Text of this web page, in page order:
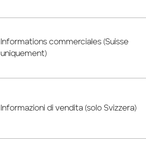
Informations commerciales (Suisse
uniquement)
Informazioni di vendita (solo Svizzera)